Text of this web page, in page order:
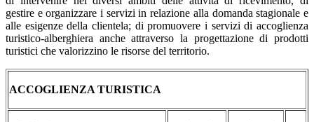
gestire e organizzare i servizi in relazione alla domanda stagionale e
alle esigenze della clientela; di promuovere i servizi di accoglienza
turistico-alberghiera anche attraverso la progettazione di prodotti
turistici che valorizzino le risorse del territorio.
ACCOGLIENZA TURISTICA